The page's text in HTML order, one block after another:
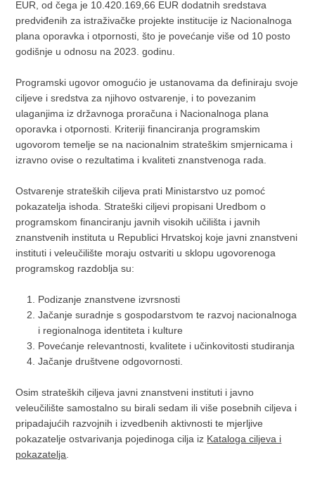
EUR, od čega je 10.420.169,66 EUR dodatnih sredstava
predviđenih za istraživačke projekte institucije iz Nacionalnoga
plana oporavka i otpornosti, što je povećanje više od 10 posto
godišnje u odnosu na 2023. godinu.
Programski ugovor omogućio je ustanovama da definiraju svoje
ciljeve i sredstva za njihovo ostvarenje, i to povezanim
ulaganjima iz državnoga proračuna i Nacionalnoga plana
oporavka i otpornosti. Kriteriji financiranja programskim
ugovorom temelje se na nacionalnim strateškim smjernicama i
izravno ovise o rezultatima i kvaliteti znanstvenoga rada.
Ostvarenje strateških ciljeva prati Ministarstvo uz pomoć
pokazatelja ishoda. Strateški ciljevi propisani Uredbom o
programskom financiranju javnih visokih učilišta i javnih
znanstvenih instituta u Republici Hrvatskoj koje javni znanstveni
instituti i veleučilište moraju ostvariti u sklopu ugovorenoga
programskog razdoblja su:
Podizanje znanstvene izvrsnosti
Jačanje suradnje s gospodarstvom te razvoj nacionalnoga
i regionalnoga identiteta i kulture
Povećanje relevantnosti, kvalitete i učinkovitosti studiranja
Jačanje društvene odgovornosti.
Osim strateških ciljeva javni znanstveni instituti i javno
veleučilište samostalno su birali sedam ili više posebnih ciljeva i
pripadajućih razvojnih i izvedbenih aktivnosti te mjerljive
pokazatelje ostvarivanja pojedinoga cilja iz Kataloga ciljeva i
pokazatelja